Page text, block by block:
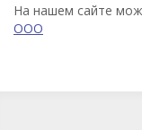
На нашем сайте
ООО